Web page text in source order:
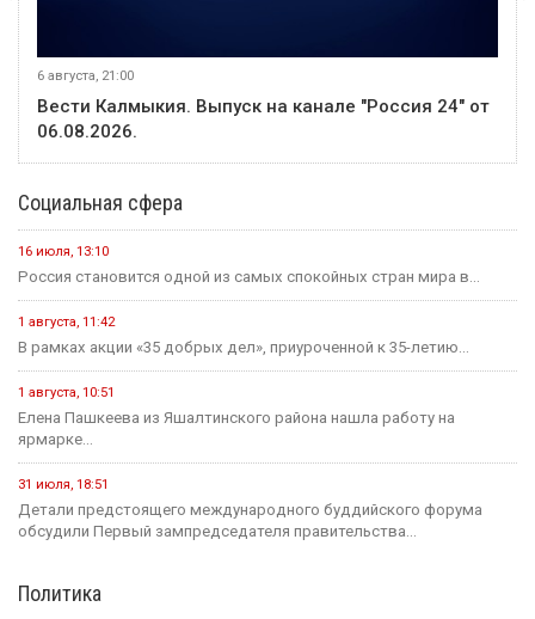
6 августа, 21:00
Вести Калмыкия. Выпуск на канале "Россия 24" от
06.08.2026.
Социальная сфера
16 июля, 13:10
Россия становится одной из самых спокойных стран мира в...
1 августа, 11:42
В рамках акции «35 добрых дел», приуроченной к 35-летию...
1 августа, 10:51
Елена Пашкеева из Яшалтинского района нашла работу на
ярмарке...
31 июля, 18:51
Детали предстоящего международного буддийского форума
обсудили Первый зампредседателя правительства...
Политика